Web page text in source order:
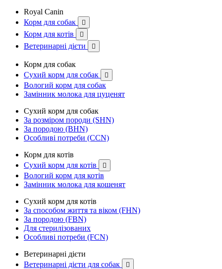
Royal Canin
Корм для собак

Корм для котів 
Ветеринарні дієти 
Корм для собак
Сухий корм для собак

Вологий корм для собак
Замінник молока для цуценят
Сухий корм для собак
За розміром породи (SHN)
За породою (BHN)
Особливі потреби (CCN)
Корм для котів
Сухий корм для котів

Вологий корм для котів
Замінник молока для кошенят
Сухий корм для котів
За способом життя та віком (FHN)
За породою (FBN)
Для стерилізованих
Особливі потреби (FCN)
Ветеринарні дієти
Ветеринарні дієти для собак
